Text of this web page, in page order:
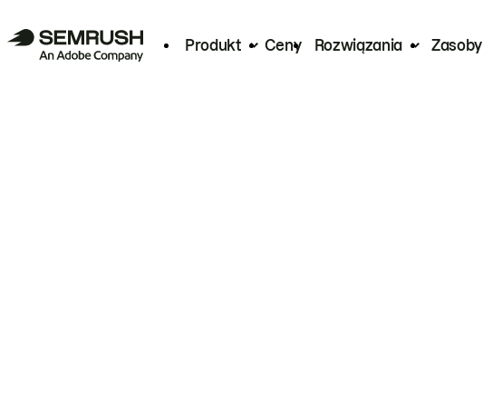
Produkt Ceny Rozwiązania Zasoby